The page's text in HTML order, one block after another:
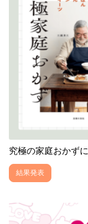
究極の家庭おかず
結果発表